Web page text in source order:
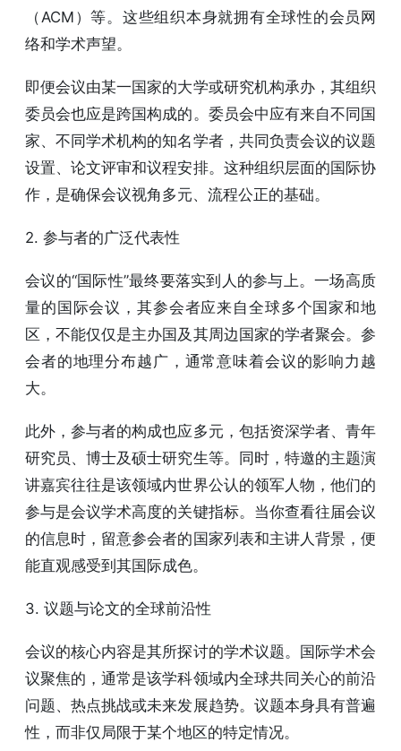
（ACM）等。这些组织本身就拥有全球性的会员网
络和学术声望。
即便会议由某一国家的大学或研究机构承办，其组织
委员会也应是跨国构成的。委员会中应有来自不同国
家、不同学术机构的知名学者，共同负责会议的议题
设置、论文评审和议程安排。这种组织层面的国际协
作，是确保会议视角多元、流程公正的基础。
2. 参与者的广泛代表性
会议的“国际性”最终要落实到人的参与上。一场高质
量的国际会议，其参会者应来自全球多个国家和地
区，不能仅仅是主办国及其周边国家的学者聚会。参
会者的地理分布越广，通常意味着会议的影响力越
大。
此外，参与者的构成也应多元，包括资深学者、青年
研究员、博士及硕士研究生等。同时，特邀的主题演
讲嘉宾往往是该领域内世界公认的领军人物，他们的
参与是会议学术高度的关键指标。当你查看往届会议
的信息时，留意参会者的国家列表和主讲人背景，便
能直观感受到其国际成色。
3. 议题与论文的全球前沿性
会议的核心内容是其所探讨的学术议题。国际学术会
议聚焦的，通常是该学科领域内全球共同关心的前沿
问题、热点挑战或未来发展趋势。议题本身具有普遍
性，而非仅局限于某个地区的特定情况。